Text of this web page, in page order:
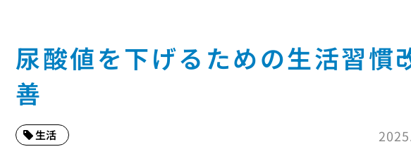
尿酸値を下げるための生活習慣
善
生活